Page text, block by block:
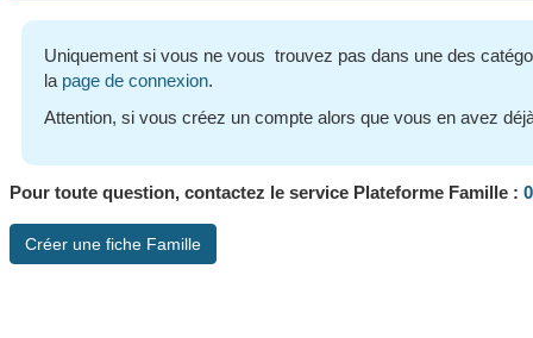
Uniquement si vous ne vous trouvez pas dans une des
la page de connexion.
Attention, si vous créez un compte alors que vous en avez
Pour toute question, contactez le service Plateforme Famille :
Créer une fiche Famille